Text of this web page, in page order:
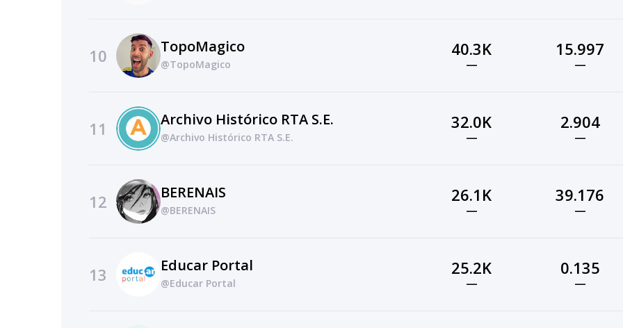
10 TopoMagico
@TopoMagico
40.3K
—
15.997
—
11 Archivo Histórico RTA S.E.
@Archivo Histórico RTA S.E.
32.0K
—
2.904
—
12 BERENAIS
@BERENAIS
26.1K
—
39.176
—
13 Educar Portal
@Educar Portal
25.2K
—
0.135
—